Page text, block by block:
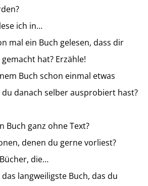
ich in…
mal ein Buch gelesen, dass dir
hat? Erzähle!
Buch schon einmal etwas
du danach selber ausprobiert hast?
Buch ganz ohne Text?
denen du gerne vorliest?
die…
langweiligste Buch, das du